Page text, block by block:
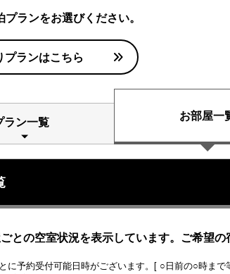
ランをお選びください。
プランはこちら
ラン一覧 お部屋一
との空室状況を表示しています。ご希望の
に予約受付可能日時がございます。[ ○日前の○時まで